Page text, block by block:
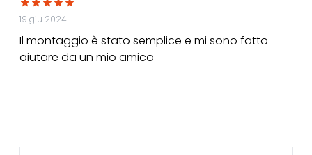
19 giu 2024
Il montaggio è stato semplice e mi sono fatto
aiutare da un mio amico